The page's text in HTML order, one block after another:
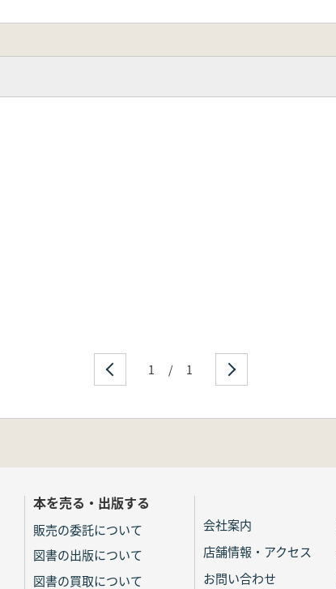
1 / 1
本を売る・出版する
販売の委託について
図書の出版について
図書の買取について
会社案内
店舗情報・アクセス
お問い合わせ